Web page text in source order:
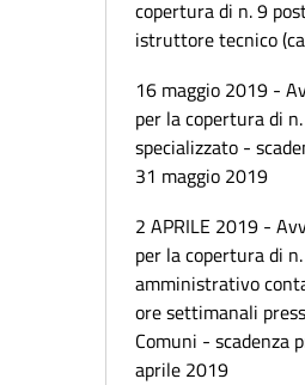
copertura di n. 9
istruttore tecnico
16 maggio 2019 -
per la copertura di
specializzato -
31 maggio 2019
2 APRILE 2019 -
per la copertura di
amministrativo
ore settimanali
Comuni - scadenza
aprile 2019